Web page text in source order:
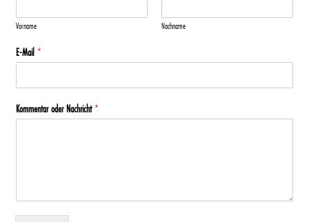
Vorname Nachname
E-Mail *
Kommentar oder Nachricht*